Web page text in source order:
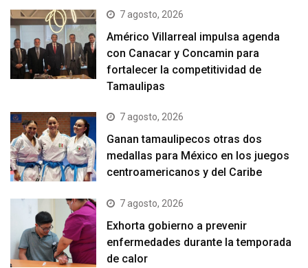
7 agosto, 2026
Américo Villarreal impulsa agenda
con Canacar y Concamin para
fortalecer la competitividad de
Tamaulipas
7 agosto, 2026
Ganan tamaulipecos otras dos
medallas para México en los juegos
centroamericanos y del Caribe
7 agosto, 2026
Exhorta gobierno a prevenir
enfermedades durante la temporada
de calor